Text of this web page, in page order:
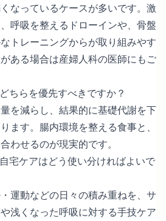
なっているケースが多いです。激
呼吸を整えるドローインや、骨盤
トレーニングからが取り組みやす
ある場合は産婦人科の医師にもご
ちらを優先すべきですか？
を減らし、結果的に基礎代謝を下
ます。腸内環境を整える食事と、
わせるのが現実的です。
宅ケアはどう使い分ければよいで
運動などの日々の積み重ねを、サ
浅くなった呼吸に対する手技ケア